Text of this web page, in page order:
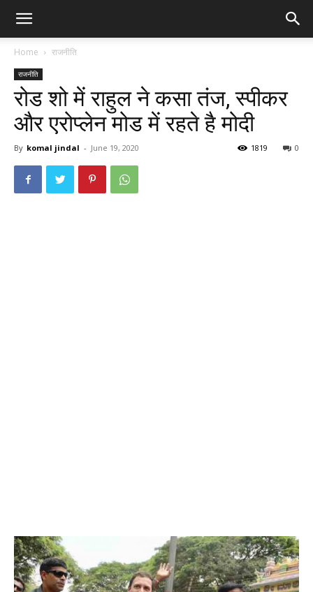
Home राजनीति
राजनीति
रोड शो में राहुल ने कसा तंज, स्पीकर
और एरोप्लेन मोड में रहते है मोदी
By komal jindal - June 19, 2020 0
1819